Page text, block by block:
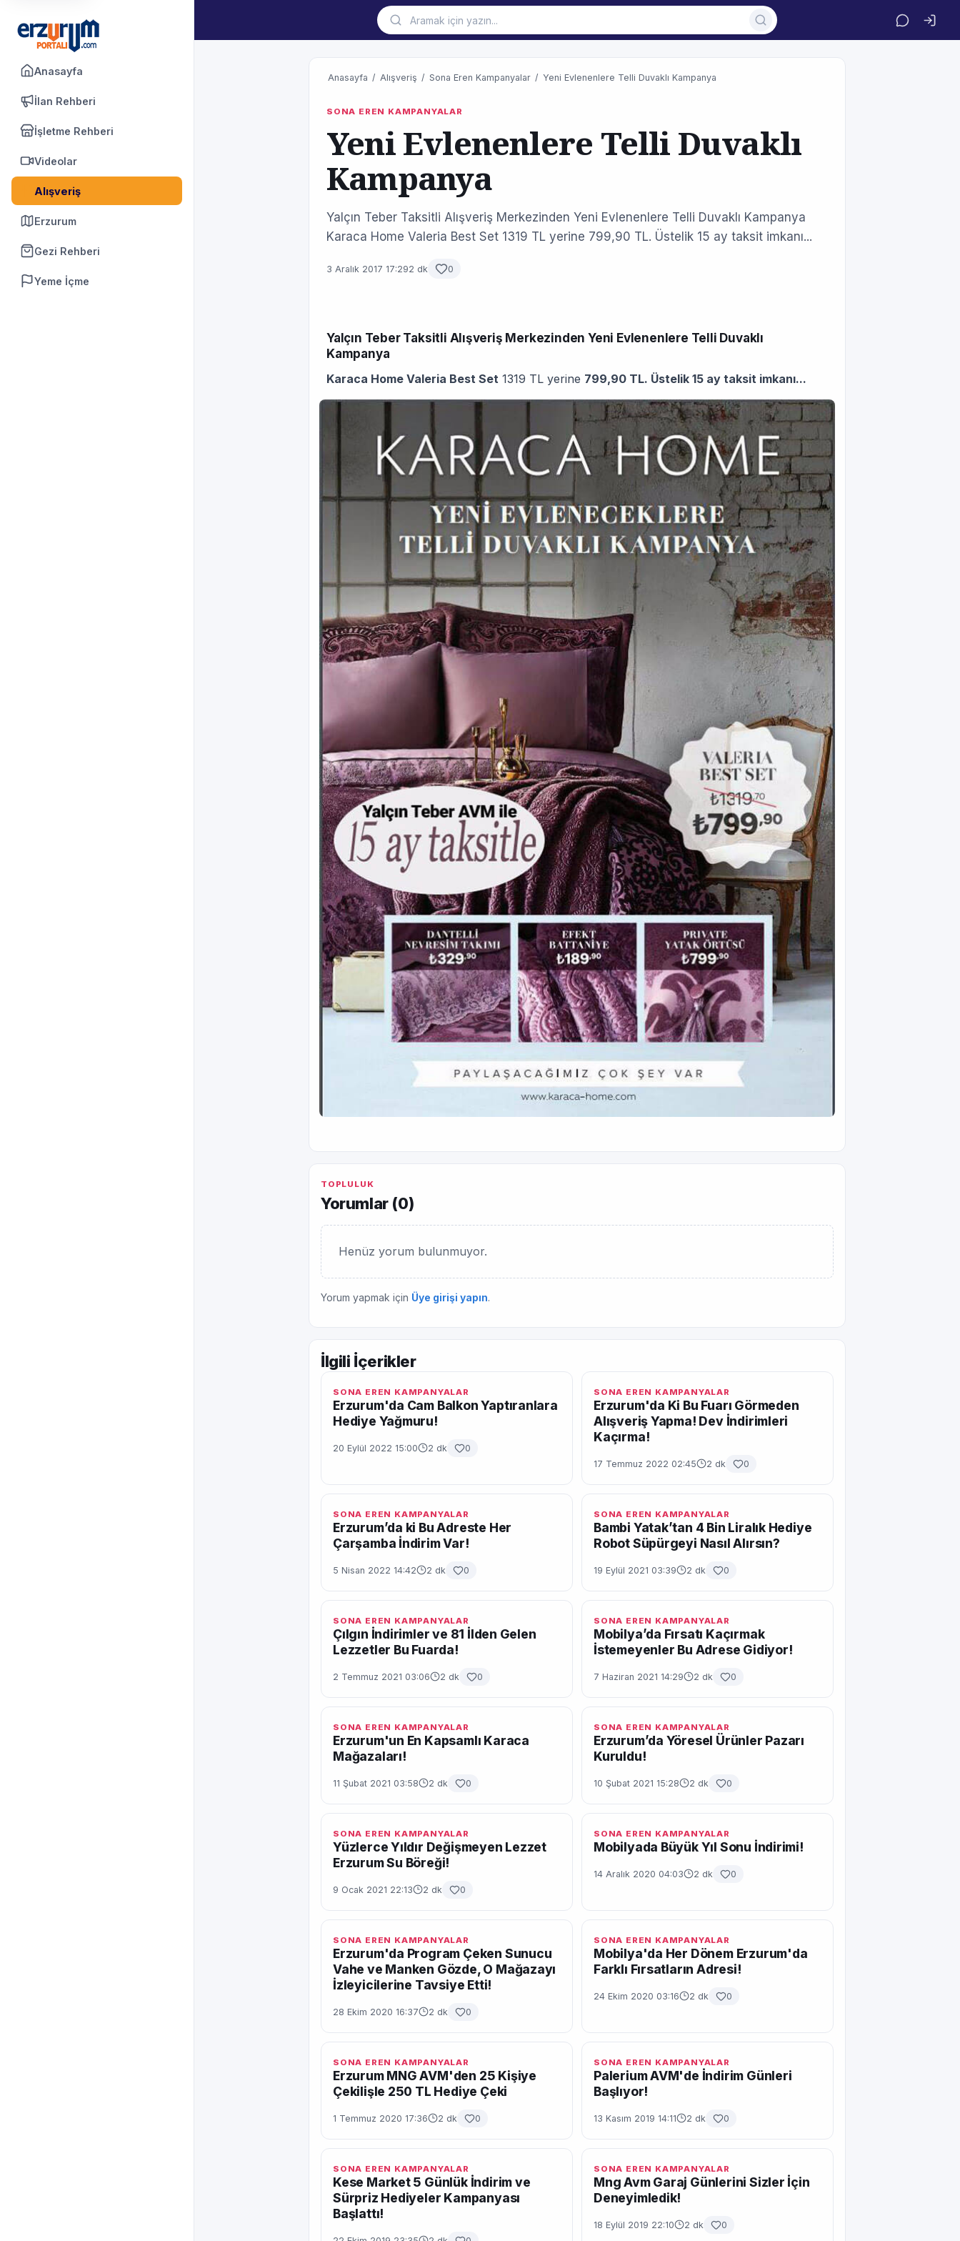
Anasayfa
İlan Rehberi
İşletme Rehberi
Videolar
Alışveriş
Erzurum
Gezi Rehberi
Yeme İçme
Anasayfa / Alışveriş / Sona Eren Kampanyalar / Yeni Evlenenlere Telli Duvaklı Kampanya
SONA EREN KAMPANYALAR
Yeni Evlenenlere Telli Duvaklı
Kampanya
Yalçın Teber Taksitli Alışveriş Merkezinden Yeni Evlenenlere Telli Duvaklı Kampanya
Karaca Home Valeria Best Set 1319 TL yerine 799,90 TL. Üstelik 15 ay taksit imkanı...
3 Aralık 2017 17:292 dk 0
Yalçın Teber Taksitli Alışveriş Merkezinden Yeni Evlenenlere Telli Duvaklı
Kampanya
Karaca Home Valeria Best Set 1319 TL yerine 799,90 TL. Üstelik 15 ay taksit imkanı...
TOPLULUK
Yorumlar (0)
Henüz yorum bulunmuyor.
Yorum yapmak için Üye girişi yapın.
İlgili İçerikler
SONA EREN KAMPANYALAR
Erzurum'da Cam Balkon Yaptıranlara
Hediye Yağmuru!
20 Eylül 2022 15:00 2 dk 0
SONA EREN KAMPANYALAR
Erzurum'da Ki Bu Fuarı Görmeden
Alışveriş Yapma! Dev İndirimleri
Kaçırma!
17 Temmuz 2022 02:45 2 dk 0
SONA EREN KAMPANYALAR
Erzurum’da ki Bu Adreste Her
Çarşamba İndirim Var!
5 Nisan 2022 14:42 2 dk 0
SONA EREN KAMPANYALAR
Bambi Yatak’tan 4 Bin Liralık Hediye
Robot Süpürgeyi Nasıl Alırsın?
19 Eylül 2021 03:39 2 dk 0
SONA EREN KAMPANYALAR
Çılgın İndirimler ve 81 İlden Gelen
Lezzetler Bu Fuarda!
2 Temmuz 2021 03:06 2 dk 0
SONA EREN KAMPANYALAR
Mobilya’da Fırsatı Kaçırmak
İstemeyenler Bu Adrese Gidiyor!
7 Haziran 2021 14:29 2 dk 0
SONA EREN KAMPANYALAR
Erzurum'un En Kapsamlı Karaca
Mağazaları!
11 Şubat 2021 03:58 2 dk 0
SONA EREN KAMPANYALAR
Erzurum’da Yöresel Ürünler Pazarı
Kuruldu!
10 Şubat 2021 15:28 2 dk 0
SONA EREN KAMPANYALAR
Yüzlerce Yıldır Değişmeyen Lezzet
Erzurum Su Böreği!
9 Ocak 2021 22:13 2 dk 0
SONA EREN KAMPANYALAR
Mobilyada Büyük Yıl Sonu İndirimi!
14 Aralık 2020 04:03 2 dk 0
SONA EREN KAMPANYALAR
Erzurum'da Program Çeken Sunucu
Vahe ve Manken Gözde, O Mağazayı
İzleyicilerine Tavsiye Etti!
28 Ekim 2020 16:37 2 dk 0
SONA EREN KAMPANYALAR
Mobilya'da Her Dönem Erzurum'da
Farklı Fırsatların Adresi!
24 Ekim 2020 03:16 2 dk 0
SONA EREN KAMPANYALAR
Erzurum MNG AVM'den 25 Kişiye
Çekilişle 250 TL Hediye Çeki
1 Temmuz 2020 17:36 2 dk 0
SONA EREN KAMPANYALAR
Palerium AVM'de İndirim Günleri
Başlıyor!
13 Kasım 2019 14:11 2 dk 0
SONA EREN KAMPANYALAR
Kese Market 5 Günlük İndirim ve
Sürpriz Hediyeler Kampanyası
Başlattı!
SONA EREN KAMPANYALAR
Mng Avm Garaj Günlerini Sizler İçin
Deneyimledik!
18 Eylül 2019 22:10 2 dk 0